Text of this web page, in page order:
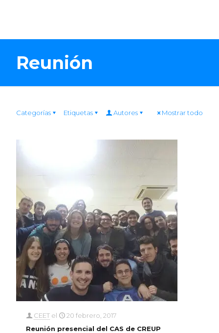
Reunión
Categorías Etiquetas Autores Mostrar todo
CEET el
20 febrero, 2017
Reunión presencial del CAS de CREUP